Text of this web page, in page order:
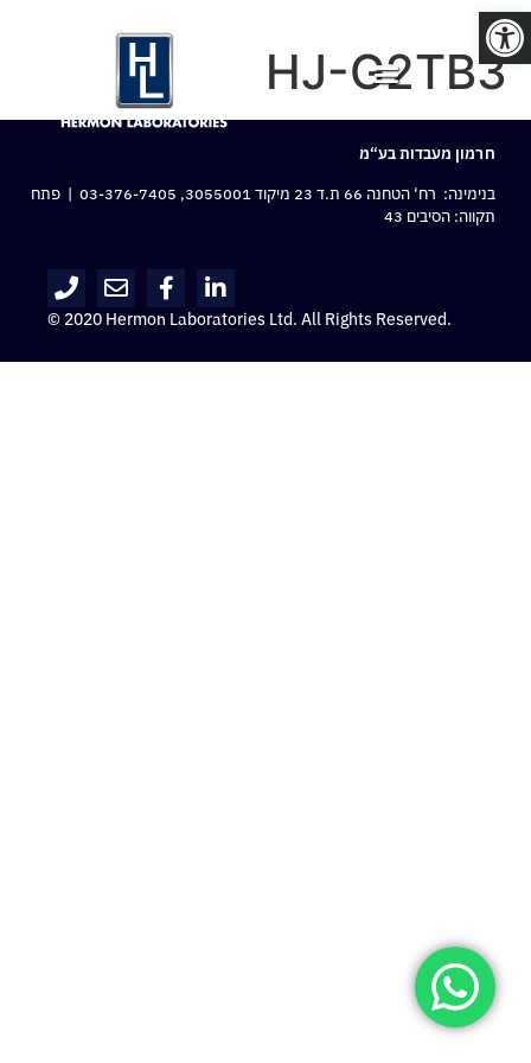
פתח סרגל נגישות
HJ-G2TB3
חרמון מעבדות בע“מ
בנימינה: רח‘ הטחנה 66 ת.ד 23 מיקוד 3055001,
03-376-7405 | פתח
תקווה: הסיבים 43
© 2020 Hermon Laboratories Ltd. All Rights Reserved.